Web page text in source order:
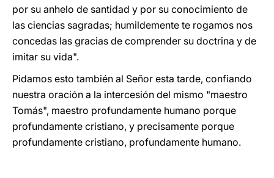
por su anhelo de santidad y por su conocimiento de
las ciencias sagradas; humildemente te rogamos nos
concedas las gracias de comprender su doctrina y de
imitar su vida".
Pidamos esto también al Señor esta tarde, confiando
nuestra oración a la intercesión del mismo "maestro
Tomás", maestro profundamente humano porque
profundamente cristiano, y precisamente porque
profundamente cristiano, profundamente humano.